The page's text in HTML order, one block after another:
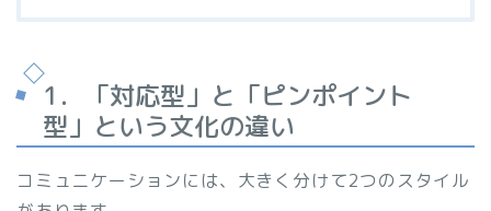
1．「対応型」と「ピンポイント
型」という文化の違い
コミュニケーションには、大きく分けて2つのスタイル